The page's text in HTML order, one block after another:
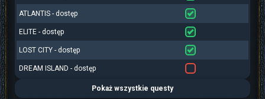
ATLANTIS - dostęp
ELITE - dostęp
LOST CITY - dostęp
DREAM ISLAND - dostęp
Pokaż wszystkie questy